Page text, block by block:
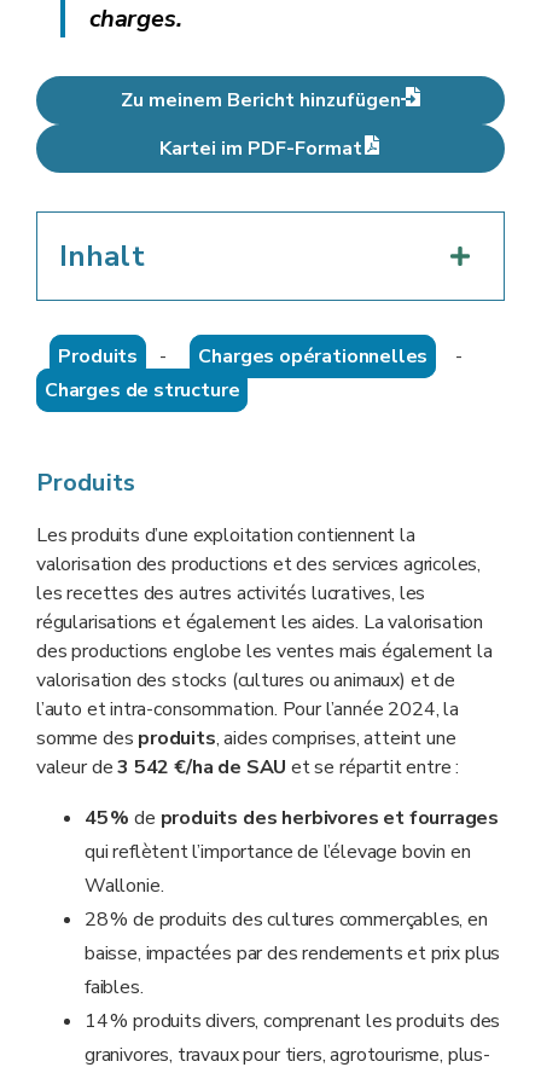
charges.
Zu meinem Bericht hinzufügen
Kartei im PDF-Format
Inhalt
Produits - Charges opérationnelles
-
Charges de structure
Produits
Les produits d’une exploitation contiennent la
valorisation des productions et des services agricoles,
les recettes des autres activités lucratives, les
régularisations et également les aides. La valorisation
des productions englobe les ventes mais également la
valorisation des stocks (cultures ou animaux) et de
l’auto et intra-consommation. Pour l’année 2024, la
somme des produits, aides comprises, atteint une
valeur de3 542 €/ha de SAU et se répartit entre :
45 % de produits des herbivores et fourrages
qui reflètent l’importance de l’élevage bovin en
Wallonie.
28 % de produits des cultures commerçables, en
baisse, impactées par des rendements et prix plus
faibles.
14 % produits divers, comprenant les produits des
granivores, travaux pour tiers, agrotourisme, plus-